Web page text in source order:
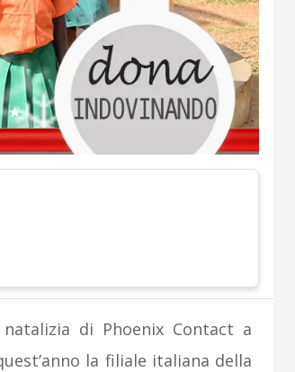
di Phoenix Contact a
la filiale italiana della